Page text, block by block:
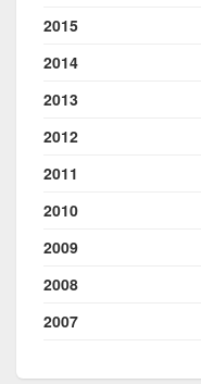
2015
2014
2013
2012
2011
2010
2009
2008
2007